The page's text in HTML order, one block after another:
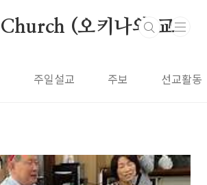
(오키나와 교
주일설교 주보 선교활동